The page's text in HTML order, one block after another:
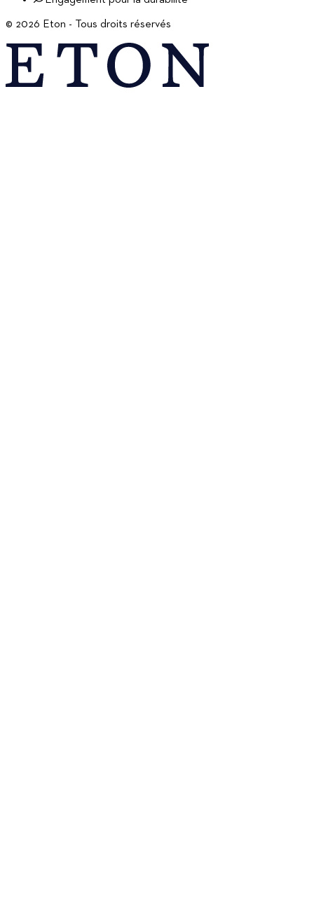
© 2026 Eton - Tous droits réservés